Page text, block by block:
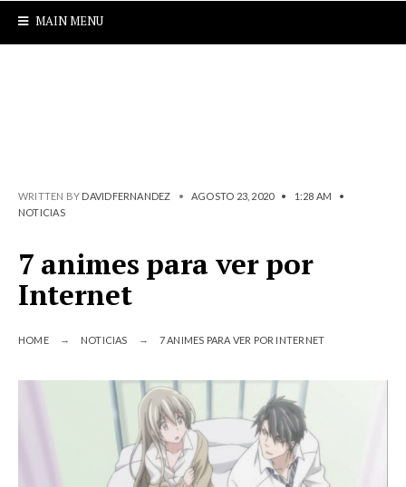
MAIN MENU
WRITTEN BY DAVIDFERNANDEZ • AGOSTO 23, 2020 • 1:28 AM
•
NOTICIAS
7 animes para ver por
Internet
HOME NOTICIAS 7 ANIMES PARA VER POR INTERNET